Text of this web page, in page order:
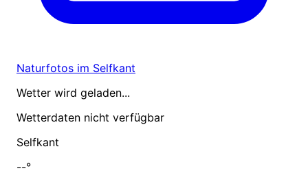
Naturfotos im Selfkant
Wetter wird geladen...
Wetterdaten nicht verfügbar
Selfkant
--°